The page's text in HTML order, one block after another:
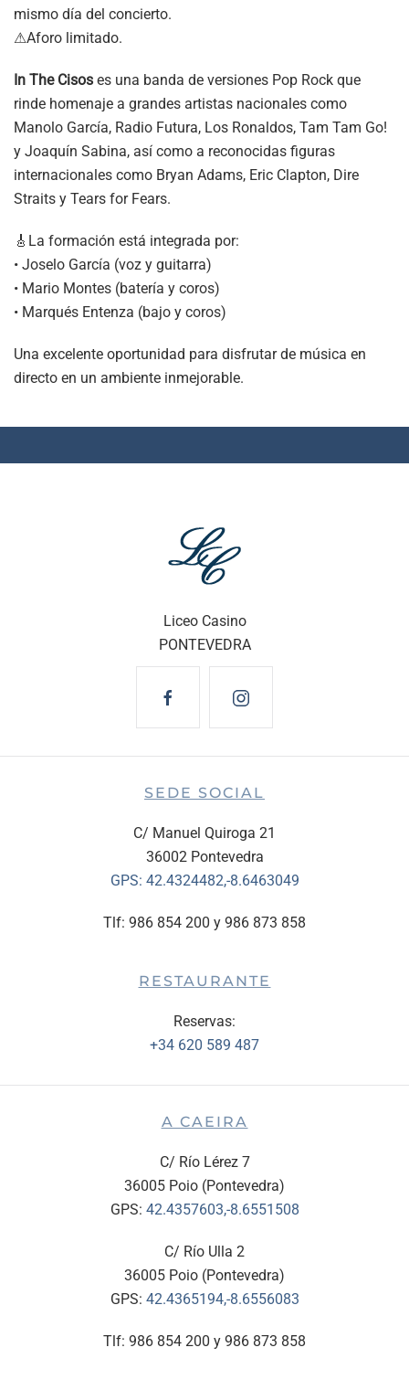
mismo día del concierto.
⚠Aforo limitado.
In The Cisos es una banda de versiones Pop Rock que
rinde homenaje a grandes artistas nacionales como
Manolo García, Radio Futura, Los Ronaldos, Tam Tam Go!
y Joaquín Sabina, así como a reconocidas figuras
internacionales como Bryan Adams, Eric Clapton, Dire
Straits y Tears for Fears.
🎸La formación está integrada por:
• Joselo García (voz y guitarra)
• Mario Montes (batería y coros)
• Marqués Entenza (bajo y coros)
Una excelente oportunidad para disfrutar de música en
directo en un ambiente inmejorable.
Liceo Casino
PONTEVEDRA
SEDE SOCIAL
C/ Manuel Quiroga 21
36002 Pontevedra
GPS: 42.4324482,-8.6463049
Tlf: 986 854 200 y 986 873 858
RESTAURANTE
Reservas:
+34 620 589 487
A CAEIRA
C/ Río Lérez 7
36005 Poio (Pontevedra)
GPS: 42.4357603,-8.6551508
C/ Río Ulla 2
36005 Poio (Pontevedra)
GPS: 42.4365194,-8.6556083
Tlf: 986 854 200 y 986 873 858